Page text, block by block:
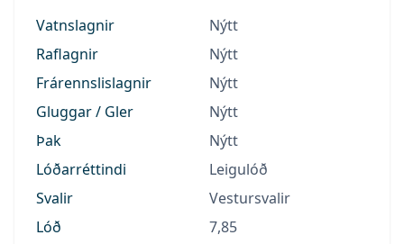
Vatnslagnir
Nýtt
Raflagnir
Nýtt
Frárennslislagnir
Nýtt
Gluggar / Gler
Nýtt
Þak
Nýtt
Lóðarréttindi
Leigulóð
Svalir
Vestursvalir
Lóð
7,85